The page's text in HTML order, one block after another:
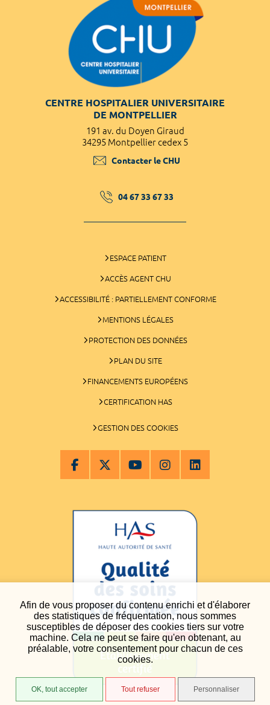
Afin de vous proposer du contenu enrichi et d'élaborer
des statistiques de fréquentation, nous sommes
susceptibles de déposer des cookies tiers sur votre
machine. Cela ne peut se faire qu'en obtenant, au
préalable, votre consentement pour chacun de ces
cookies.
OK, tout accepter Tout refuser Personnaliser
CENTRE HOSPITALIER UNIVERSITAIRE
DE MONTPELLIER
191 av. du Doyen Giraud
34295 Montpellier cedex 5
Contacter le CHU
04 67 33 67 33
ESPACE PATIENT
ACCÈS AGENT CHU
ACCESSIBILITÉ : PARTIELLEMENT CONFORME
MENTIONS LÉGALES
PROTECTION DES DONNÉES
PLAN DU SITE
FINANCEMENTS EUROPÉENS
CERTIFICATION HAS
GESTION DES COOKIES